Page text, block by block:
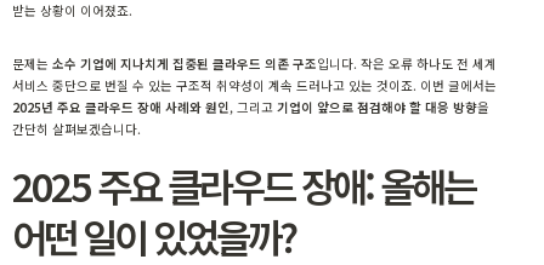
받는 상황이 이어졌죠.
문제는 소수 기업에 지나치게 집중된 클라우드 의존 구조입니다. 작은 오류 하나도 전 세계
서비스 중단으로 번질 수 있는 구조적 취약성이 계속 드러나고 있는 것이죠. 이번 글에서는
2025년 주요 클라우드 장애 사례와 원인, 그리고 기업이 앞으로 점검해야 할 대응 방향을
간단히 살펴보겠습니다.
2025 주요 클라우드 장애: 올해는
어떤 일이 있었을까?